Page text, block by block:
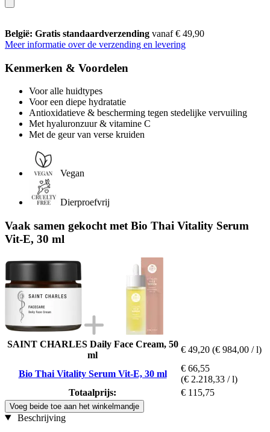
België: Gratis standaardverzending vanaf € 49,90
Meer informatie over de verzending en levering
Kenmerken & Voordelen
Voor alle huidtypes
Voor een diepe hydratatie
Antioxidatieve & bescherming tegen stedelijke vervuiling
Met hyaluronzuur & vitamine C
Met de geur van verse kruiden
Vegan
Dierproefvrij
Vaak samen gekocht met Bio Thai Vitality Serum
Vit-E, 30 ml
SAINT CHARLES Daily Face Cream, 50
ml
€ 49,20 (€ 984,00 / l)
Bio Thai Vitality Serum Vit-E, 30 ml
€ 66,55
(€ 2.218,33 / l)
Totaalprijs:
€ 115,75
Voeg beide toe aan het winkelmandje
Beschrijving